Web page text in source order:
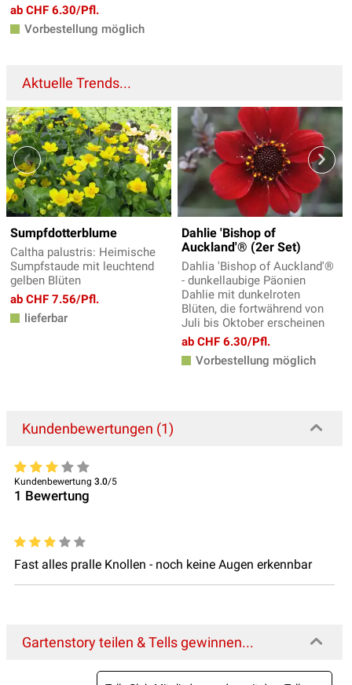
ab CHF 6.30/Pfl.
Vorbestellung möglich
Aktuelle Trends...
Sumpfdotterblume
Caltha palustris: Heimische
Sumpfstaude mit leuchtend
gelben Blüten
ab CHF 7.56/Pfl.
lieferbar
Dahlie 'Bishop of
Auckland'® (2er Set)
Dahlia 'Bishop of Auckland'®
- dunkellaubige Päonien
Dahlie mit dunkelroten
Blüten, die fortwährend von
Juli bis Oktober erscheinen
ab CHF 6.30/Pfl.
Vorbestellung möglich
Kundenbewertungen (1)
Kundenbewertung 3.0/5
1 Bewertung
Fast alles pralle Knollen - noch keine Augen erkennbar
Gartenstory teilen & Tells gewinnen...